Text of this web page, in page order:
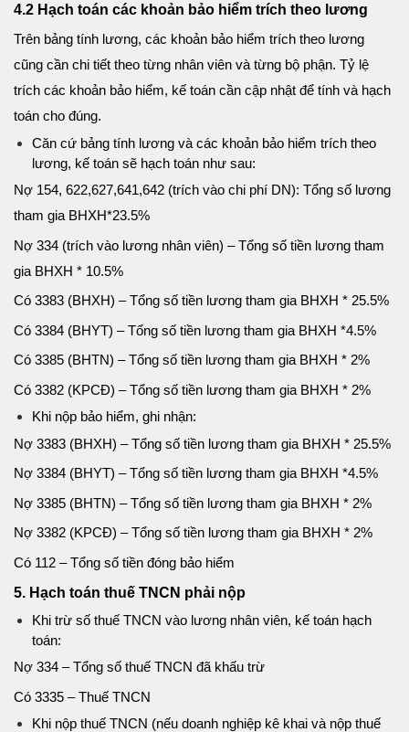
4.2 Hạch toán các khoản bảo hiểm trích theo lương
Trên bảng tính lương, các khoản bảo hiểm trích theo lương
cũng cần chi tiết theo từng nhân viên và từng bộ phận. Tỷ lệ
trích các khoản bảo hiểm, kế toán cần cập nhật để tính và hạch
toán cho đúng.
Căn cứ bảng tính lương và các khoản bảo hiểm trích theo
lương, kế toán sẽ hạch toán như sau:
Nợ 154, 622,627,641,642 (trích vào chi phí DN): Tổng số lương
tham gia BHXH*23.5%
Nợ 334 (trích vào lương nhân viên) – Tổng số tiền lương tham
gia BHXH * 10.5%
Có 3383 (BHXH) – Tổng số tiền lương tham gia BHXH * 25.5%
Có 3384 (BHYT) – Tổng số tiền lương tham gia BHXH *4.5%
Có 3385 (BHTN) – Tổng số tiền lương tham gia BHXH * 2%
Có 3382 (KPCĐ) – Tổng số tiền lương tham gia BHXH * 2%
Khi nộp bảo hiểm, ghi nhận:
Nợ 3383 (BHXH) – Tổng số tiền lương tham gia BHXH * 25.5%
Nợ 3384 (BHYT) – Tổng số tiền lương tham gia BHXH *4.5%
Nợ 3385 (BHTN) – Tổng số tiền lương tham gia BHXH * 2%
Nợ 3382 (KPCĐ) – Tổng số tiền lương tham gia BHXH * 2%
Có 112 – Tổng số tiền đóng bảo hiểm
5. Hạch toán thuế TNCN phải nộp
Khi trừ số thuế TNCN vào lương nhân viên, kế toán hạch
toán:
Nợ 334 – Tổng số thuế TNCN đã khấu trừ
Có 3335 – Thuế TNCN
Khi nộp thuế TNCN (nếu doanh nghiệp kê khai và nộp thuế